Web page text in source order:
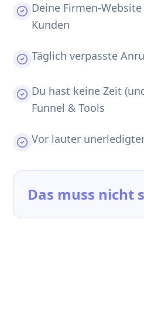
Deine Firmen-
Kunden
Täglich verpasste
Du hast keine Zeit
Funnel & Tools
Vor lauter
Das muss nicht